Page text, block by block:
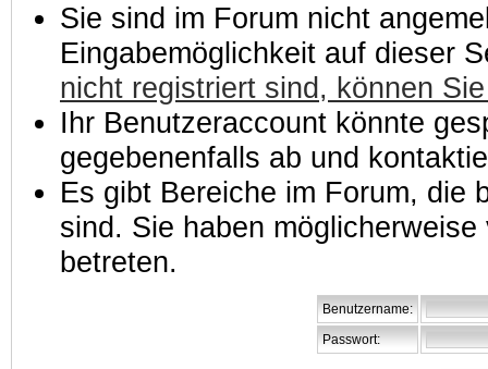
Sie sind im Forum nicht
Eingabemöglichkeit auf dieser
nicht registriert sind, können
Ihr Benutzeraccount könnte
gegebenenfalls ab und
Es gibt Bereiche im Forum, die
sind. Sie haben
betreten.
Benutzername:
Passwort: